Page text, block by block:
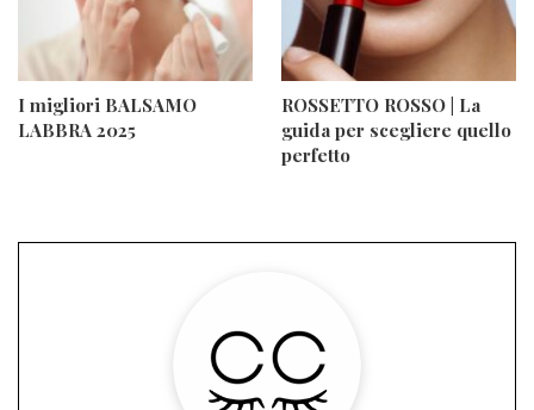
I migliori BALSAMO
LABBRA 2025
ROSSETTO ROSSO | La
guida per scegliere quello
perfetto